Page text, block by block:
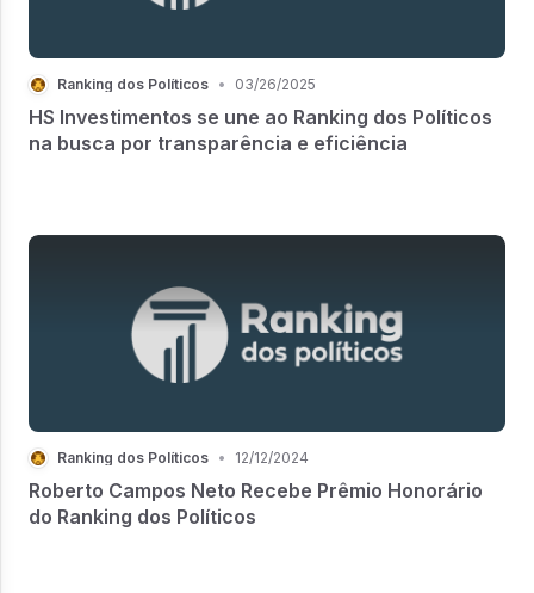
Ranking dos Políticos • 03/26/2025
HS Investimentos se une ao Ranking dos Políticos
na busca por transparência e eficiência
Ranking dos Políticos • 12/12/2024
Roberto Campos Neto Recebe Prêmio Honorário
do Ranking dos Políticos